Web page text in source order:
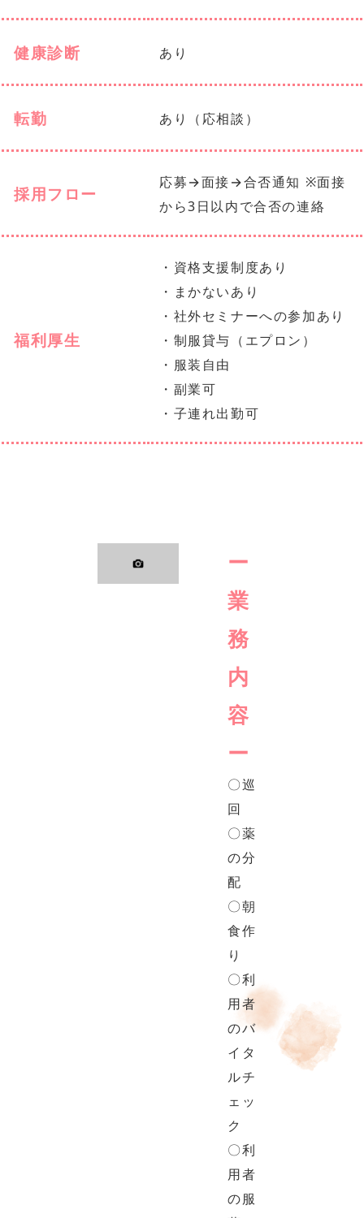
健康診断 あり
転勤 あり（応相談）
採用フロー
応募→面接→合否通知 ※面接
から3日以内で合否の連絡
福利厚生
・資格支援制度あり
・まかないあり
・社外セミナーへの参加あり
・制服貸与（エプロン）
・服装自由
・副業可
・子連れ出勤可
ー
業
務
内
容
ー
〇巡
回
〇薬
の分
配
〇朝
食作
り
〇利
用者
のバ
イタ
ルチ
ェッ
ク
〇利
用者
の服